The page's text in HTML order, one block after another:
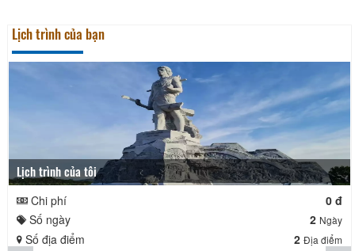
Lịch trình của bạn
Lịch trình của tôi
Chi phí
0 đ
Số ngày
2 Ngày
Số địa điểm 2 Địa điểm